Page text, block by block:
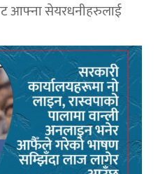
आफ्ना सेयरधनीहरुलाई